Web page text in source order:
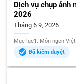
Dịch vụ chụp ảnh
2026
Tháng 6 9, 2026
Mục lục1. Món ngon Việt
Đã kiểm duyệt